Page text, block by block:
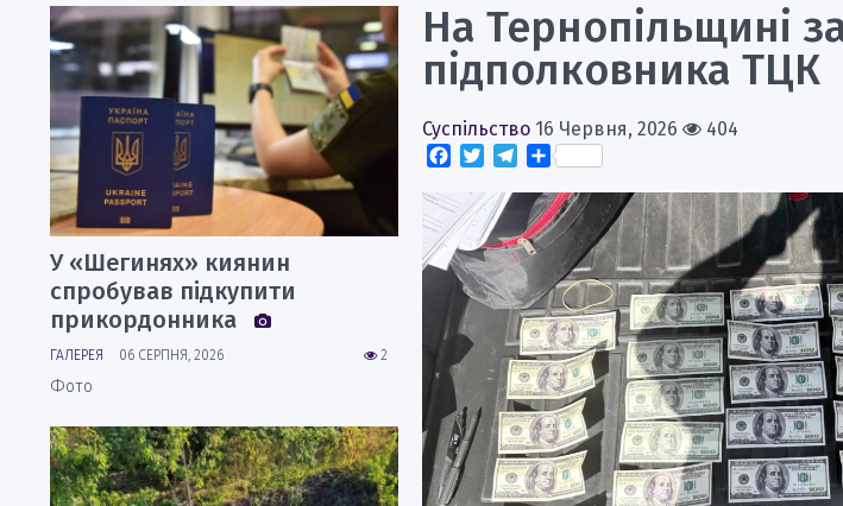
На Тернопільщині
підполковника ТЦК
Суспільство 16 Червня, 2026
404
Facebook
TwitterTelegram
Поділитися
У «Шегинях» киянин
спробував підкупити
прикордонника
2
ГАЛЕРЕЯ 06 СЕРПНЯ, 2026
Фото